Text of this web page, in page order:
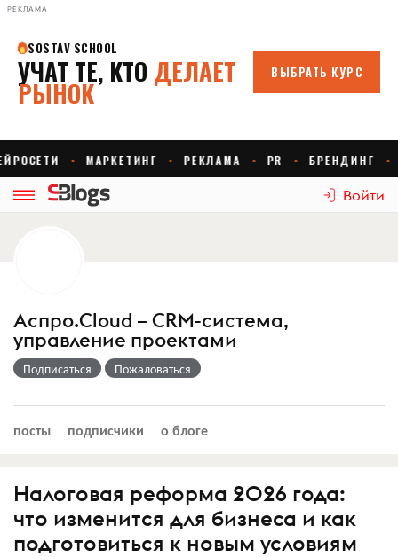
РЕКЛАМА
Войти
Аспро.Cloud – CRM-система,
управление проектами
Подписаться Пожаловаться
посты подписчики о блоге
Налоговая реформа 2026 года:
что изменится для бизнеса и как
подготовиться к новым условиям